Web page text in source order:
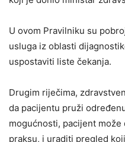
U ovom Pravilniku su
usluga iz oblasti
uspostaviti liste čekanja.
Drugim riječima,
da pacijentu pruži
mogućnosti, pacijent
praksu, i uraditi pregled